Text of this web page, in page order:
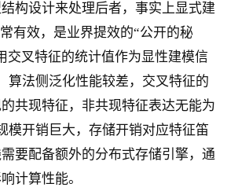
构设计来处理后者，事实上显式建
有效，是业界提效的“公开的秘
交叉特征的统计值作为显性建模信
算法侧泛化性能较差，交叉特征的
共现特征，非共现特征表达无能为
模开销巨大，存储开销对应特征笛
要配备额外的分布式存储引擎，通
计算性能。